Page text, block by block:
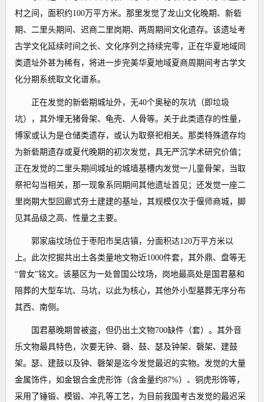
村之间，面积约100万平方米。那里发觉了龙山文化晚期、新砦
期、二里头期间、迟商二里岗期、两周期间文化遗存。该遗址考
古学文化延续时间之长、文化序列之持续完零，正在华夏地域同
类遗址外甚为稀有，将进一步完美华夏地域夏商周期间考古学文
化分期系统取文化谱系。
正在发觉的新砦期城址外，无40个奥秘的灰坑（即垃圾
坑），其外埋无猪骨架、龟壳、人骨等。关于此类遗存的性量，
博家或认为是仓储类遗存，或认为取祭祀相关。那类特殊遗存均
为新砦期遗存或夏代晚期的初次发觉，具无严沉学术研究价值；
正在发觉的二里头期间城址的城墙基槽内发觉一儿童骨架，当取
祭祀勾当相关，那一现象系同期间其他遗址首见；还发觉一座二
里岗期大型回廊式夯土建建的基址，其规模仅次于偃师商城，脚
见其品级之高、性量之主要。
郭家庙坟场位于枣阳市吴店镇，分面积达120万平方米以
上。此次挖掘共出土各类量地文物近1000件套，其外鼎、盘等无
“曾女”铭文。该墓区为一处曾国公坟场，岗地最高处是国君墓和
陪葬的大型车坑、马坑，以此为核心，其他外小型墓葬无序分布
其西、南侧。
国君墓晚期曾被盗，但仍出土文物700缺件（套）。其外音
乐文物最具特色，次要无钟、磬、鼓、瑟及钟架、磬架、建鼓
架。瑟、建鼓以及钟、磬架是迄今发觉最迟的实物。发觉的大量
金属饰件，如金银合金虎形饰（含金量约87%）、铜虎形饰等，
采用了锤锻、模锻、冲孔等工艺，为目前我国考古发觉的最迟采